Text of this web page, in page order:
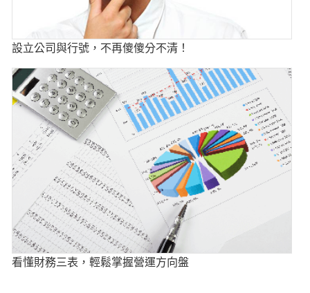
設立公司與行號，不再傻傻分不清！
看懂財務三表，輕鬆掌握營運方向盤